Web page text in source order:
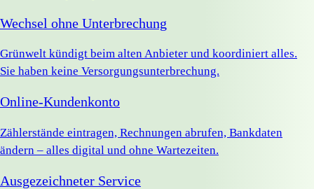
Wechsel ohne Unterbrechung
Grünwelt kündigt beim alten Anbieter und koordiniert alles.
Sie haben keine Versorgungsunterbrechung.
Online-Kundenkonto
Zählerstände eintragen, Rechnungen abrufen, Bankdaten
ändern – alles digital und ohne Wartezeiten.
Ausgezeichneter Service